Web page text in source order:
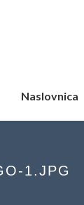
Naslovnica
1.JPG